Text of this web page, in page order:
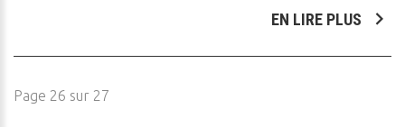
EN LIRE PLUS
Page 26 sur 27